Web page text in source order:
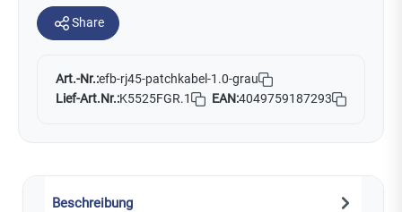
Share
Art.-Nr.:efb-rj45-patchkabel-1.0-grau
Lief-Art.Nr.:K5525FGR.1 EAN:4049759187293
Beschreibung